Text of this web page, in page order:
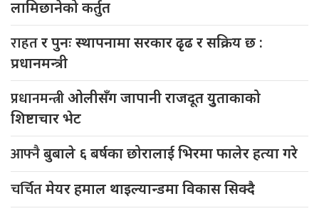
लामिछानेको कर्तुत
राहतर पुनः स्थापनामा सरकार ढृढ र सक्रिय छ :
प्रधानमन्त्री
प्रधानमन्त्रीओलीसँग जापानी राजदूत युुताकाको
शिष्टाचार भेट
आफ्नैबुबाले ६ बर्षका छोरालाई भिरमा फालेर हत्या गरे
चर्चितमेयर हमाल थाइल्यान्डमा विकास सिक्दै